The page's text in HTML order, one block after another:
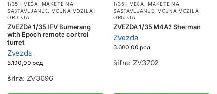
1/35 I VEĆA ,MAKETE NA
SASTAVLJANJE, VOJNA VOZILA I
ORUDJA
ZVEZDA 1/35 IFV Bumerang
with Epoch remote control
turret
Zvezda
5.100,00 рсд
šifra: ZV3696
1/35 I VEĆA ,MAKETE NA
SASTAVLJANJE, VOJNA VOZILA I
ORUDJA
ZVEZDA 1/35 M4A2 Sherman
Zvezda
3.600,00 рсд
šifra: ZV3702